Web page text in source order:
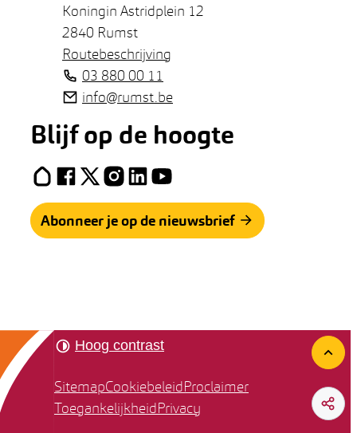
Koningin Astridplein 12
,2840 Rumst
Routebeschrijving
03 880 00 11
E-mail
info@rumst.be
Blijf op de hoogte
HoplrFacebook
X (Twitter)
Instagram
LinkedInYouTube
Abonneer je op de nieuwsbrief
Hoog contrast
SitemapCookiebeleidProclaimer
ToegankelijkheidPrivacy